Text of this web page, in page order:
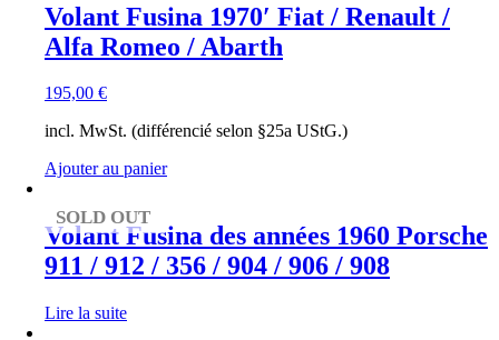
Volant Fusina 1970′ Fiat / Renault /
Alfa Romeo / Abarth
195,00 €
incl. MwSt. (différencié selon §25a UStG.)
Ajouter au panier
SOLD OUT
Volant Fusina des années 1960 Porsche
911 / 912 / 356 / 904 / 906 / 908
Lire la suite